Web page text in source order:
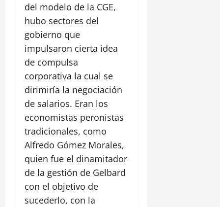
del modelo de la CGE,
hubo sectores del
gobierno que
impulsaron cierta idea
de compulsa
corporativa la cual se
dirimiría la negociación
de salarios. Eran los
economistas peronistas
tradicionales, como
Alfredo Gómez Morales,
quien fue el dinamitador
de la gestión de Gelbard
con el objetivo de
sucederlo, con la